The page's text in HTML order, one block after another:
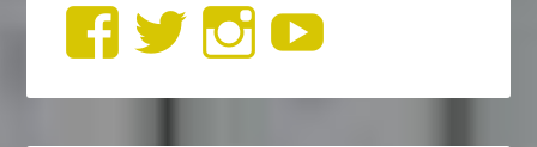
Ver
perfil
Ver
perfil
Ver
perfil